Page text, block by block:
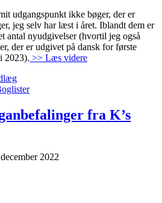
udgangspunkt ikke bøger, der er
jeg selv har læst i året. Iblandt dem er
antal nyudgivelser (hvortil jeg også
der er udgivet på dansk for første
2023). >> Læs videre
fra K’s
2022